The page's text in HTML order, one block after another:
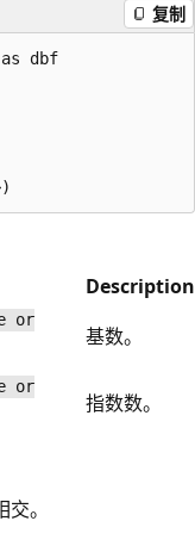
复制
dbf
Description
or
基数。
or
指数数。
。